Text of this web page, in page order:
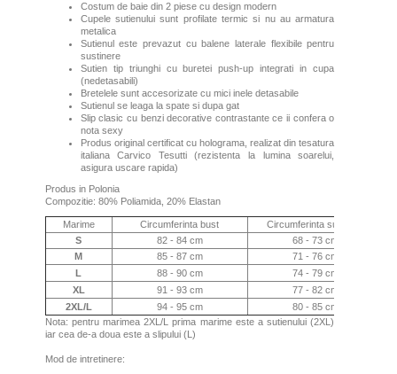
Costum de baie din 2 piese cu design modern
Cupele sutienului sunt profilate termic si nu au armatura
metalica
Sutienul este prevazut cu balene laterale flexibile pentru
sustinere
Sutien tip triunghi cu buretei push-up integrati in cupa
(nedetasabili)
Bretelele sunt accesorizate cu mici inele detasabile
Sutienul se leaga la spate si dupa gat
Slip clasic cu benzi decorative contrastante ce ii confera o
nota sexy
Produs original certificat cu holograma, realizat din tesatura
italiana Carvico Tesutti (rezistenta la lumina soarelui,
asigura uscare rapida)
Produs in Polonia
Compozitie: 80% Poliamida, 20% Elastan
Marime Circumferinta bust
Circumferinta sub bust
S
82 - 84 cm
68 - 73 cm
M
85 - 87 cm
71 - 76 cm
L
88 - 90 cm
74 - 79 cm
XL
91 - 93 cm
77 - 82 cm
2XL/L 94 - 95 cm
80 - 85 cm
Nota: pentru marimea 2XL/L prima marime este a sutienului (2XL)
iar cea de-a doua este a slipului (L)
Mod de intretinere: